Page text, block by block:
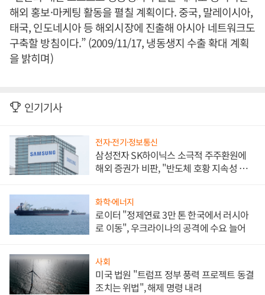
해외 홍보·마케팅 활동을 펼칠 계획이다. 중국, 말레이시아,
태국, 인도네시아 등 해외시장에 진출해 아시아 네트워크도
구축할 방침이다.” (2009/11/17, 냉동생지 수출 확대 계획
을 밝히며)
인기기사
전자·전기·정보통신
삼성전자 SK하이닉스 소극적 주주환원에
해외 증권가 비판, "반도체 호황 지속성 의
화학·에너지
로이터 "정제연료 3만 톤 한국에서 러시아
로 이동", 우크라이나의 공격에 수요 늘어
사회
미국 법원 "트럼프 정부 풍력 프로젝트 동결
조치는 위법", 해제 명령 내려